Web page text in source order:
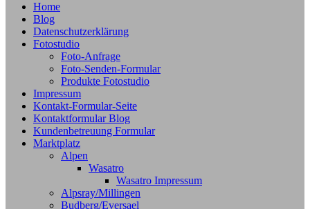
Home
Blog
Datenschutzerklärung
Fotostudio
Foto-Anfrage
Foto-Senden-Formular
Produkte Fotostudio
Impressum
Kontakt-Formular-Seite
Kontaktformular Blog
Kundenbetreuung Formular
Marktplatz
Alpen
Wasatro
Wasatro Impressum
Alpsray/Millingen
Budberg/Eversael